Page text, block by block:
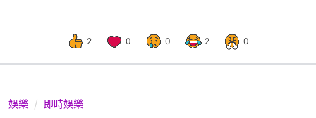
2 0 0 2 0
娛樂 即時娛樂